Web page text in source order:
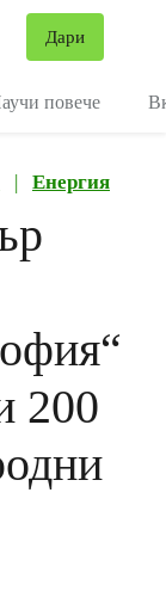
Дари
повече
| Енергия
200